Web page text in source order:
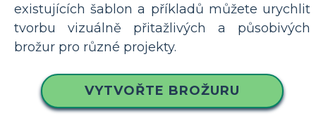
existujících šablon a příkladů můžete urychlit
tvorbu vizuálně přitažlivých a působivých
brožur pro různé projekty.
VYTVOŘTE BROŽURU